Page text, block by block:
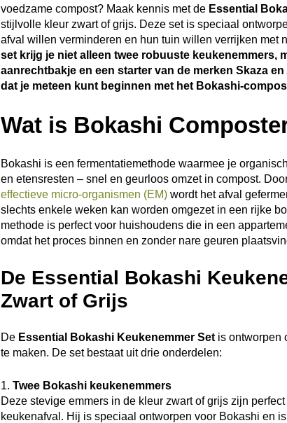
voedzame compost? Maak kennis met de Essential
stijlvolle kleur zwart of grijs. Deze set is speciaal
afval willen verminderen en hun tuin willen verrijken met
set krijg je niet alleen twee robuuste keukenemmers,
aanrechtbakje en een starter van de merken Skaza
dat je meteen kunt beginnen met het Bokashi-
Wat is Bokashi
Bokashi is een fermentatiemethode waarmee je
en etensresten – snel en geurloos omzet in compost.
effectieve micro-organismen (EM) wordt het afval
slechts enkele weken kan worden omgezet in een rijke
methode is perfect voor huishoudens die in een
omdat het proces binnen en zonder nare geuren
De Essential Bokashi
Zwart of Grijs
De Essential Bokashi Keukenemmer Set is ontworpen
te maken. De set bestaat uit drie onderdelen:
1. Twee Bokashi keukenemmers
Deze stevige emmers in de kleur zwart of grijs zijn
keukenafval. Hij is speciaal ontworpen voor Bokashi en